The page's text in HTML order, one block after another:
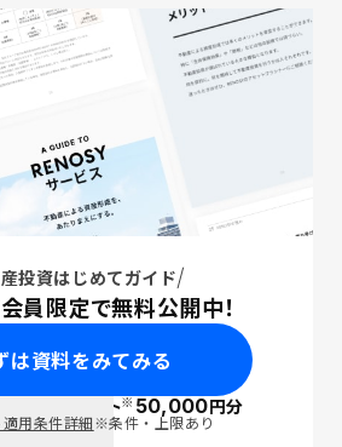
投資はじめてガイド
員限定で無料公開中！
は資料をみてみる
ポイント※50,000円分
用条件詳細※条件・上限あり